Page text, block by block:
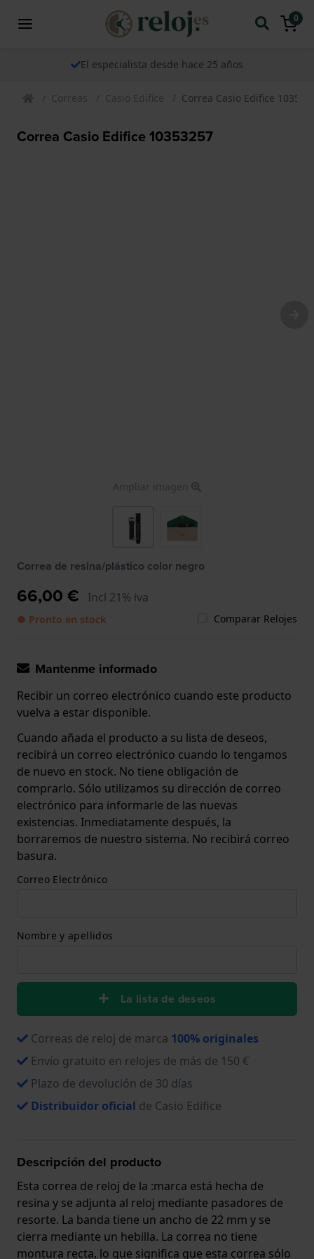
0
El especialista desde hace 25 años
Correas Casio Edifice Correa Casio Edifice
Correa Casio Edifice 10353257
Ampliar imagen
Correa de resina/plástico color negro
66,00 € Incl 21% iva
● Pronto en stock Comparar Relojes
Mantenme informado
Recibir un correo electrónico cuando este producto
vuelva a estar disponible.
Cuando añada el producto a su lista de deseos,
recibirá un correo electrónico cuando lo tengamos
de nuevo en stock. No tiene obligación de
comprarlo. Sólo utilizamos su dirección de correo
electrónico para informarle de las nuevas
existencias. Inmediatamente después, la
borraremos de nuestro sistema. No recibirá correo
basura.
Correo Electrónico
Nombre y apellidos
La lista de deseos
Correas de reloj de marca 100% originales
Envío gratuito en relojes de más de 150 €
Plazo de devolución de 30 días
Distribuidor oficial de Casio Edifice
Descripción del producto
Esta correa de reloj de la :marca está hecha de
resina y se adjunta al reloj mediante pasadores de
resorte. La banda tiene un ancho de 22 mm y se
cierra mediante un hebilla. La correa no tiene
montura recta, lo que significa que esta correa sólo